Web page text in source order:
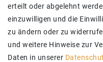
erteilt oder abgelehnt
einzuwilligen und die
zu ändern oder zu
und weitere Hinweise zur
Daten in unserer